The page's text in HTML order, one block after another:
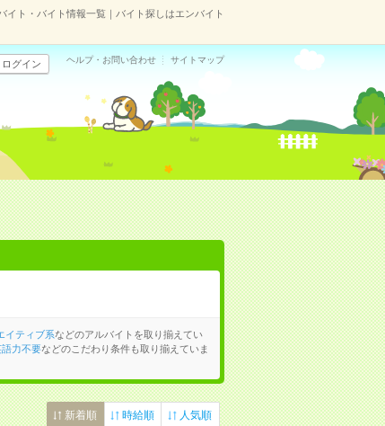
ト・バイト情報一覧｜バイト探しはエンバイト
ログイン ヘルプ・お問い合わせ サイトマップ
イティブ系などのアルバイトを取り揃えてい
語力不要などのこだわり条件も取り揃えていま
新着順 時給順 人気順